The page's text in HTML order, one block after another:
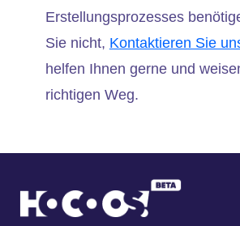
Erstellungsprozesses
Sie nicht, Kontaktieren Sie
helfen Ihnen gerne und
richtigen Weg.